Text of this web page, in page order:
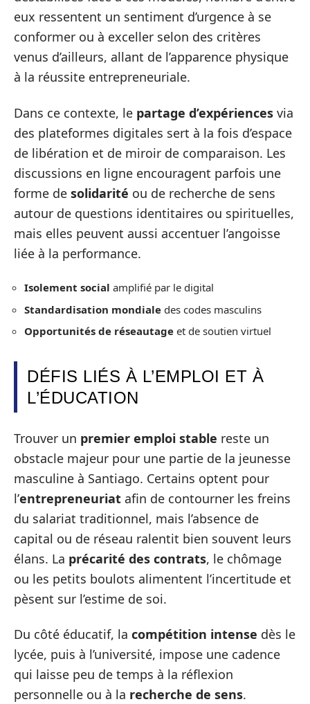
eux ressentent un sentiment d’urgence à se
conformer ou à exceller selon des critères
venus d’ailleurs, allant de l’apparence physique
à la réussite entrepreneuriale.
Dans ce contexte, le partage d’expériences via
des plateformes digitales sert à la fois d’espace
de libération et de miroir de comparaison. Les
discussions en ligne encouragent parfois une
forme de solidarité ou de recherche de sens
autour de questions identitaires ou spirituelles,
mais elles peuvent aussi accentuer l’angoisse
liée à la performance.
Isolement social amplifié par le digital
Standardisation mondiale des codes masculins
Opportunités de réseautage et de soutien virtuel
DÉFIS LIÉS À L’EMPLOI ET À
L’ÉDUCATION
Trouver un premier emploi stable reste un
obstacle majeur pour une partie de la jeunesse
masculine à Santiago. Certains optent pour
l’entrepreneuriat afin de contourner les freins
du salariat traditionnel, mais l’absence de
capital ou de réseau ralentit bien souvent leurs
élans. La précarité des contrats, le chômage
ou les petits boulots alimentent l’incertitude et
pèsent sur l’estime de soi.
Du côté éducatif, la compétition intense dès le
lycée, puis à l’université, impose une cadence
qui laisse peu de temps à la réflexion
personnelle ou à la recherche de sens.